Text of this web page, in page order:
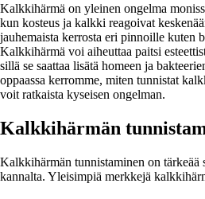
Kalkkihärmä on yleinen ongelma
kun kosteus ja kalkki reagoivat
jauhemaista kerrosta eri pinnoille kuten
Kalkkihärmä voi aiheuttaa paitsi
sillä se saattaa lisätä homeen ja
oppaassa kerromme, miten tunnistat
voit ratkaista kyseisen ongelman.
Kalkkihärmän
Kalkkihärmän tunnistaminen on tärkeää
kannalta. Yleisimpiä merkkejä